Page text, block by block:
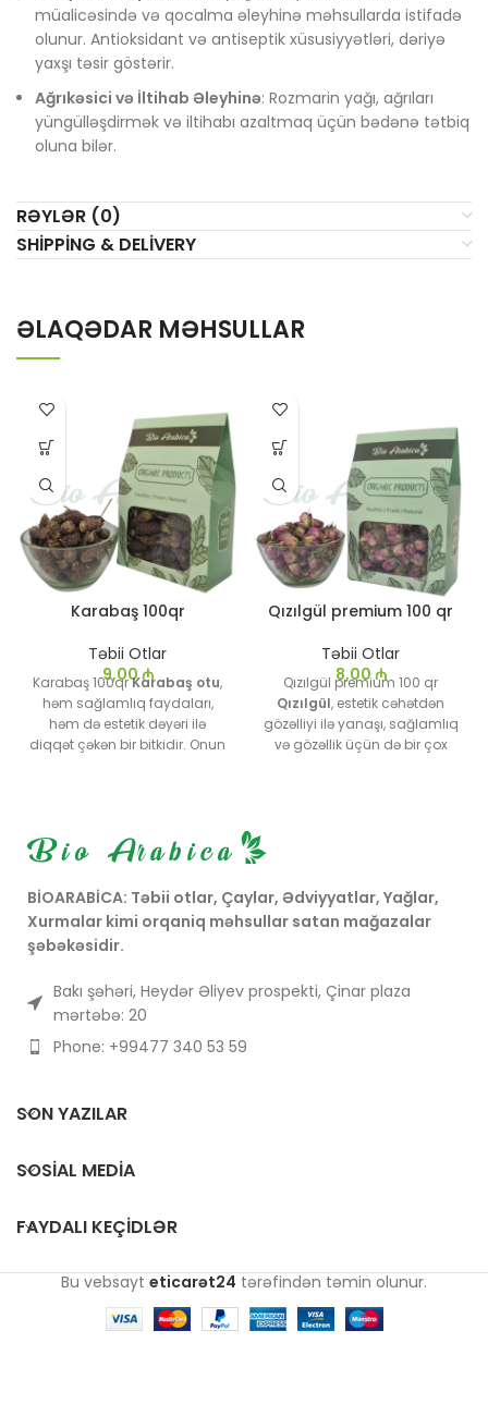
müalicəsində və qocalma əleyhinə məhsullarda istifadə
olunur. Antioksidant və antiseptik xüsusiyyətləri, dəriyə
yaxşı təsir göstərir.
Ağrıkəsici və İltihab Əleyhinə: Rozmarin yağı, ağrıları
yüngülləşdirmək və iltihabı azaltmaq üçün bədənə tətbiq
oluna bilər.
RƏYLƏR (0)
SHIPPING & DELIVERY
ƏLAQƏDAR MƏHSULLAR
Karabaş 100qr
Təbii Otlar
9,00₼
Karabaş 100qrKarabaş otu,
həm sağlamlıq faydaları,
həm də estetik dəyəri ilə
diqqət çəkən bir bitkidir. Onun
Aromaterapiya, dərman və
dekorativ məqsədlər üçün
ideal olan Karabaş otu,
həmçinin həzm problemləri və
stressin aradan
qaldırılmasında da
Qızılgül premium 100 qr
Təbii Otlar
8,00₼
Qızılgül premium 100 qr
Qızılgül, estetik cəhətdən
gözəlliyi ilə yanaşı, sağlamlıq
və gözəllik üçün də bir çox
həm çiçəkləri, həm də yağı,
insanlar üçün böyük dəyərə
malikdir və bu səbəbdən də
BİOARABİCA: Təbii otlar, Çaylar, Ədviyyatlar, Yağlar,
Xurmalar kimi orqaniq məhsullar satan mağazalar
şəbəkəsidir.
Bakı şəhəri, Heydər Əliyev prospekti, Çinar plaza
mərtəbə: 20
Phone: +99477 340 53 59
SON YAZILAR
SOSIAL MEDIA
FAYDALI KEÇIDLƏR
Bu vebsayt eticarət24 tərəfindən təmin olunur.